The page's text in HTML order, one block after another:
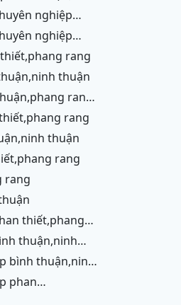
hy,cam
rang
thuận
rang
thuận
rang
rang